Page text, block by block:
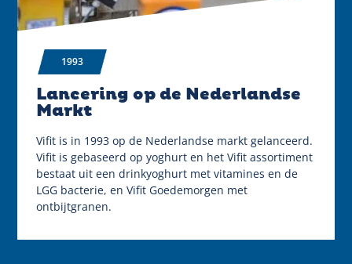
1993
Lancering op de Nederlandse
Markt
Vifit is in 1993 op de Nederlandse markt gelanceerd.
Vifit is gebaseerd op yoghurt en het Vifit assortiment
bestaat uit een drinkyoghurt met vitamines en de
LGG bacterie, en Vifit Goedemorgen met
ontbijtgranen.